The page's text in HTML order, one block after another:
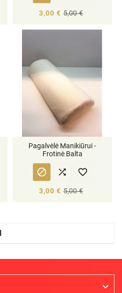
3,00 € 5,00 €
Pagalvėlė Manikiūrui -
Frotinė Balta
  
3,00 € 5,00 €
